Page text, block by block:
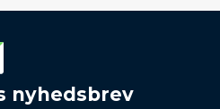
nyhedsbrev